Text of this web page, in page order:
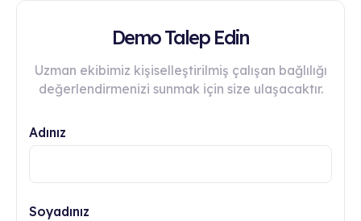
Demo Talep Edin
Uzman ekibimiz kişiselleştirilmiş çalışan bağlılığı
değerlendirmenizi sunmak için size ulaşacaktır.
Adınız
Soyadınız